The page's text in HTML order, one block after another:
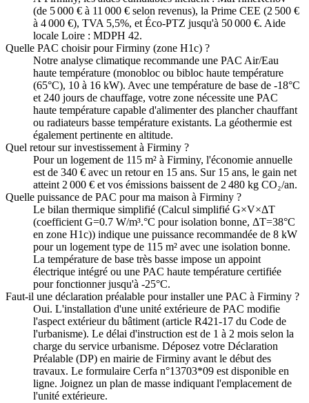
(de 5 000 € à 11 000 € selon revenus), la Prime CEE (2 500 €
à 4 000 €), TVA 5,5%, et Éco-PTZ jusqu'à 50 000 €. Aide
locale Loire : MDPH 42.
Quelle PAC choisir pour Firminy (zone H1c) ?
Notre analyse climatique recommande une PAC Air/Eau
haute température (monobloc ou bibloc haute température
(65°C), 10 à 16 kW). Avec une température de base de -18°C
et 240 jours de chauffage, votre zone nécessite une PAC
haute température capable d'alimenter des plancher chauffant
ou radiateurs basse température existants. La géothermie est
également pertinente en altitude.
Quel retour sur investissement à Firminy ?
Pour un logement de 115 m² à Firminy, l'économie annuelle
est de 340 € avec un retour en 15 ans. Sur 15 ans, le gain net
atteint 2 000 € et vos émissions baissent de 2 480 kg CO₂/an.
Quelle puissance de PAC pour ma maison à Firminy ?
Le bilan thermique simplifié (Calcul simplifié G×V×ΔT
(coefficient G=0.7 W/m³.°C pour isolation bonne, ΔT=38°C
en zone H1c)) indique une puissance recommandée de 8 kW
pour un logement type de 115 m² avec une isolation bonne.
La température de base très basse impose un appoint
électrique intégré ou une PAC haute température certifiée
pour fonctionner jusqu'à -25°C.
Faut-il une déclaration préalable pour installer une PAC à Firminy ?
Oui. L'installation d'une unité extérieure de PAC modifie
l'aspect extérieur du bâtiment (article R421-17 du Code de
l'urbanisme). Le délai d'instruction est de 1 à 2 mois selon la
charge du service urbanisme. Déposez votre Déclaration
Préalable (DP) en mairie de Firminy avant le début des
travaux. Le formulaire Cerfa n°13703*09 est disponible en
ligne. Joignez un plan de masse indiquant l'emplacement de
l'unité extérieure.